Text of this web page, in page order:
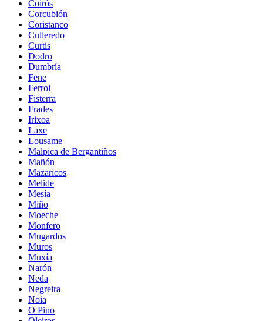
Coirós
Corcubión
Coristanco
Culleredo
Curtis
Dodro
Dumbría
Fene
Ferrol
Fisterra
Frades
Irixoa
Laxe
Lousame
Malpica de Bergantiños
Mañón
Mazaricos
Melide
Mesía
Miño
Moeche
Monfero
Mugardos
Muros
Muxía
Narón
Neda
Negreira
Noia
O Pino